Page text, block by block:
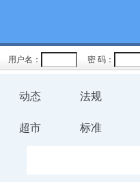
用户名： 密 码：
动态 法规
超市 标准